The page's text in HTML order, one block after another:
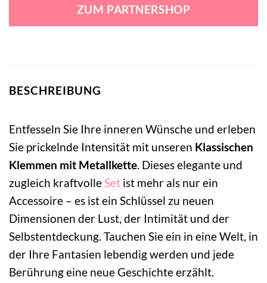
19,95 €3,99 €.
ZUM PARTNERSHOP
BESCHREIBUNG
Entfesseln Sie Ihre inneren Wünsche und erleben
Sie prickelnde Intensität mit unseren Klassischen
Klemmen mit Metallkette . Dieses elegante und
zugleich kraftvolle Set ist mehr als nur ein
Accessoire – es ist ein Schlüssel zu neuen
Dimensionen der Lust, der Intimität und der
Selbstentdeckung. Tauchen Sie ein in eine Welt, in
der Ihre Fantasien lebendig werden und jede
Berührung eine neue Geschichte erzählt.